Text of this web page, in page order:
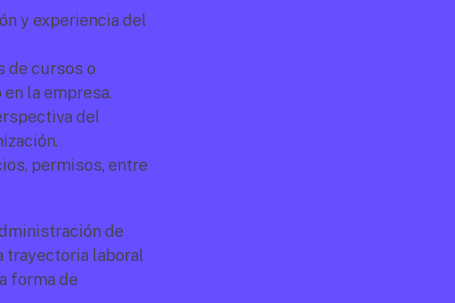
y experiencia del
de cursos o
la empresa.
del
permisos, entre
de
trayectoria laboral
forma de